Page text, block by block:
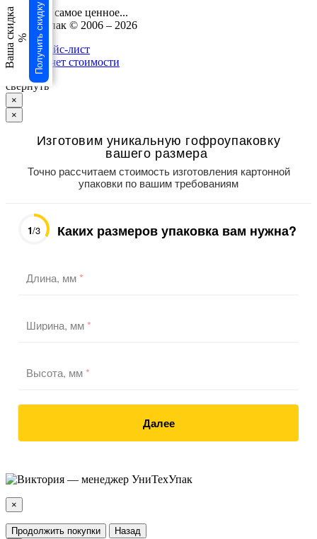
Сохраняя самое ценное...
УниТехУпак © 2006 – 2026
Прайс-лист
Расчет стоимости
свернуть
×
×
Изготовим уникальную гофроупаковку
вашего размера
Точно рассчитаем стоимость изготовления картонной
упаковки по вашим требованиям
1/3 Каких размеров упаковка вам нужна?
Длина, мм*
Ширина, мм*
Высота, мм*
Далее
×
Продолжить покупки
Назад
Ваша скидка % Получить скидку